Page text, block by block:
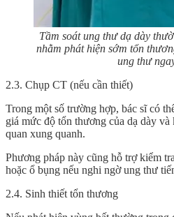
Tầm soát ung thư dạ dày
nhằm phát hiện sớm tổn
ung thư
2.3. Chụp CT (nếu cần thiết)
Trong một số trường hợp, bác sĩ có
giá mức độ tổn thương của dạ dày và
quan xung quanh.
Phương pháp này cũng hỗ trợ kiểm
hoặc ổ bụng nếu nghi ngờ ung thư
2.4. Sinh thiết tổn thương